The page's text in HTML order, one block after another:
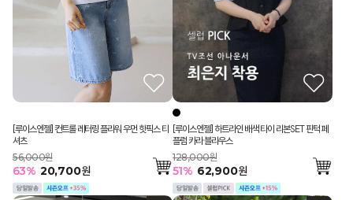
[루이스엔젤] 컨트롤 레터링 플라워 우먼 핫픽스 티
셔츠
56,000원
63% 20,700원
[루이스엔젤] 하트라인 배색 타이 리본SET 핀턱 페
플럼 카라 블라우스
128,000원
51% 62,900원